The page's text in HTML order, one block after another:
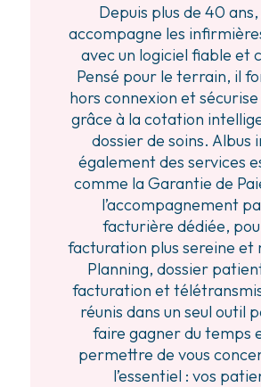
Depuis plus de 40 ans,
accompagne les
avec un logiciel fiable et
Pensé pour le terrain, il
hors connexion et
grâce à la cotation
dossier de soins. Albus
également des services
comme la Garantie de
l’accompagnement
facturière dédiée,
facturation plus sereine et
Planning, dossier
facturation et
réunis dans un seul outil
faire gagner du temps
permettre de vous
l’essentiel : vos